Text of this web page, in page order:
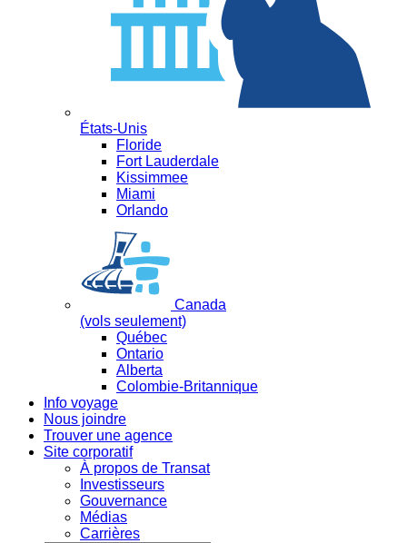
États-Unis
Floride
Fort Lauderdale
Kissimmee
Miami
Orlando
Canada
(vols seulement)
Québec
Ontario
Alberta
Colombie-Britannique
Info voyage
Nous joindre
Trouver une agence
Site corporatif
À propos de Transat
Investisseurs
Gouvernance
Médias
Carrières